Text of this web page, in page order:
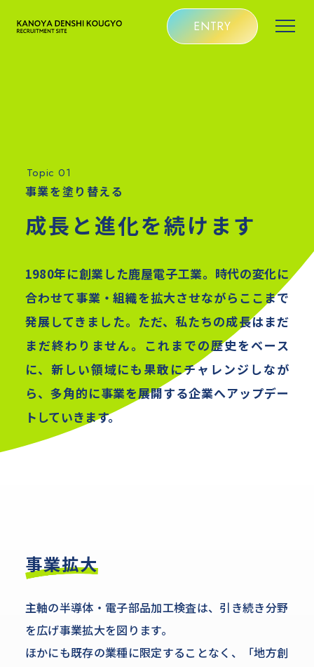
ENTRY
Topic 01
事業を塗り替える
成長と進化を続けます
1980年に創業した鹿屋電子工業。時代の変化に
合わせて事業・組織を拡大させながらここまで
発展してきました。ただ、私たちの成長はまだ
まだ終わりません。これまでの歴史をベース
に、新しい領域にも果敢にチャレンジしなが
ら、多角的に事業を展開する企業へアップデー
トしていきます。
事業拡大
主軸の半導体・電子部品加工検査は、引き続き分野
を広げ事業拡大を図ります。
ほかにも既存の業種に限定することなく、「地方創